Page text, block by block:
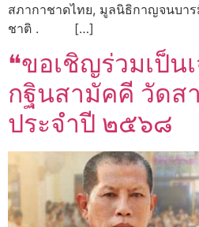
สภากาชาดไทย, มูลนิธิกาญจนบาร
ชาติ . […]
❝ขอเชิญร่วมเป็น
กฐินสามัคคี วัด
ประจำปี ๒๕๖๘